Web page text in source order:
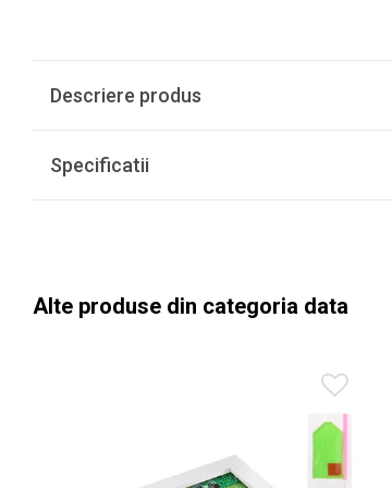
Descriere produs
Specificatii
Alte produse din categoria data